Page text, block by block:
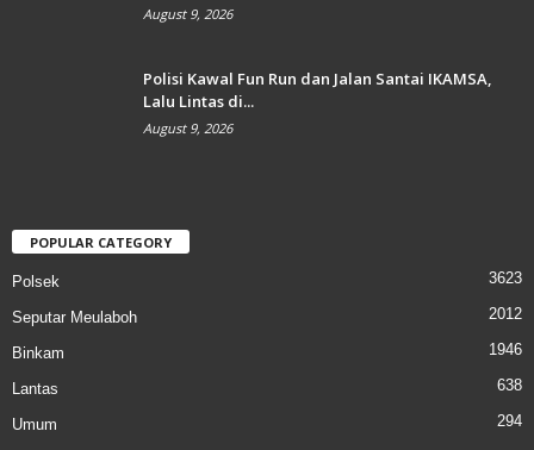
August 9, 2026
Polisi Kawal Fun Run dan Jalan Santai IKAMSA,
Lalu Lintas di...
August 9, 2026
POPULAR CATEGORY
Polsek 3623
Seputar Meulaboh 2012
Binkam 1946
Lantas 638
Umum
294